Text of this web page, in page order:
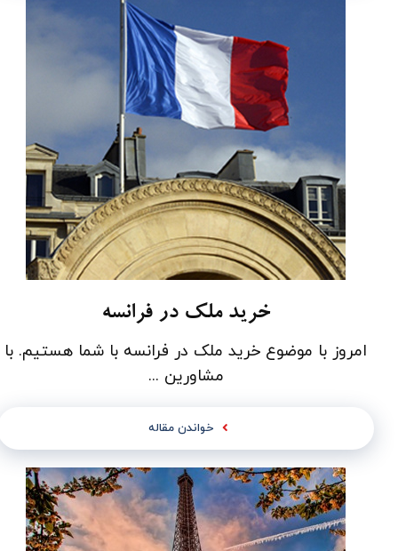
خرید ملک در فرانسه
امروز با موضوع خرید ملک در فرانسه با شما هستیم. با
مشاورین ...
خواندن مقاله